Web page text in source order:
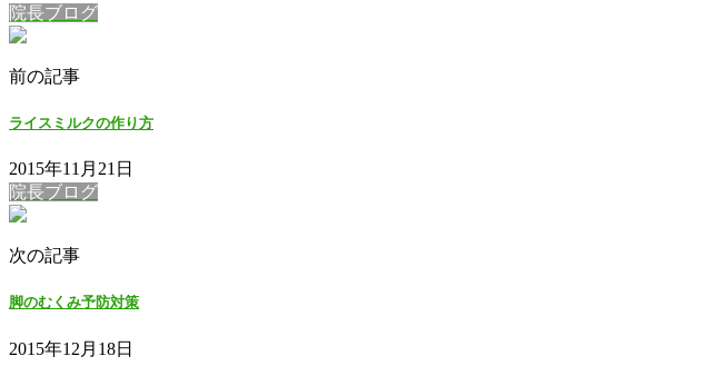
院長ブログ
前の記事
ライスミルクの作り方
2015年11月21日
院長ブログ
次の記事
脚のむくみ予防対策
2015年12月18日